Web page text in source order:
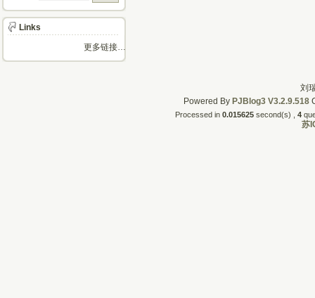
Links
更多链接…
刘
Powered By PJBlog3 V3.2.9.518
Processed in 0.015625second(s) , 4
苏